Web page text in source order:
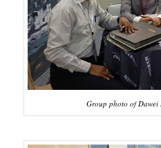
Group photo of Dawei